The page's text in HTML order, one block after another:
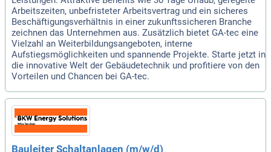
Arbeitszeiten, unbefristeter Arbeitsvertrag und ein sicheres
Beschäftigungsverhältnis in einer zukunftssicheren Branche
zeichnen das Unternehmen aus. Zusätzlich bietet GA-tec eine
Vielzahl an Weiterbildungsangeboten, interne
Aufstiegsmöglichkeiten und spannende Projekte. Starte jetzt in
die innovative Welt der Gebäudetechnik und profitiere von den
Vorteilen und Chancen bei GA-tec.
Bauleiter Schaltanlagen (m/w/d)